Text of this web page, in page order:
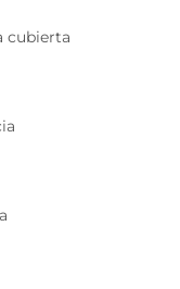
cubierta